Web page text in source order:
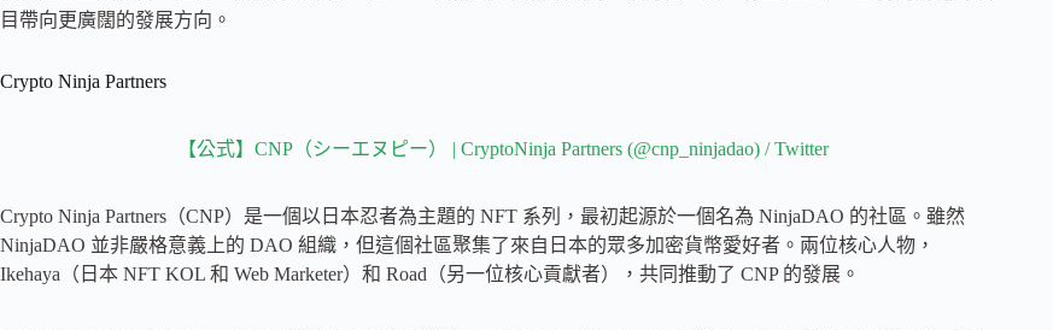
目帶向更廣闊的發展方向。
Crypto Ninja Partners
【公式】CNP（シーエヌピー） | CryptoNinja Partners (@cnp_ninjadao) / Twitter
Crypto Ninja Partners（CNP）是一個以日本忍者為主題的 NFT 系列，最初起源於一個名為 NinjaDAO 的社區。雖然
NinjaDAO 並非嚴格意義上的 DAO 組織，但這個社區聚集了來自日本的眾多加密貨幣愛好者。兩位核心人物，
Ikehaya（日本 NFT KOL 和 Web Marketer）和 Road（另一位核心貢獻者），共同推動了 CNP 的發展。